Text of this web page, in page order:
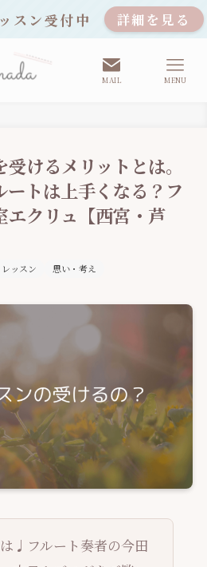
スン受付中 詳細を見る
MAIL MENU
受けるメリットとは。
ートは上手くなる？フ
エクリュ【西宮・芦
レッスン 思い・考え
♩フルート奏者の今田